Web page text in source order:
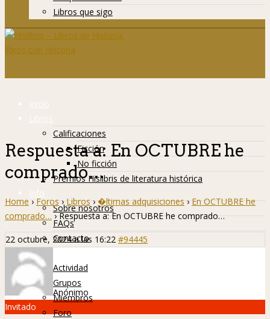
Libros que sigo
Inicio
Libros
Calificaciones
Ficción
No ficción
Premios Hislibris de literatura histórica
Info
Sobre nosotros
FAQs
Contacto
Hislibreños
Actividad
Grupos
Miembros
Foro
Respuesta a: En OCTUBRE he
comprado…
Home › Foros › Libros › �ltimas adquisiciones › En OCTUBRE he
comprado… › Respuesta a: En OCTUBRE he comprado…
22 octubre, 2024 a las 16:22 #94445
Anónimo
Invitado